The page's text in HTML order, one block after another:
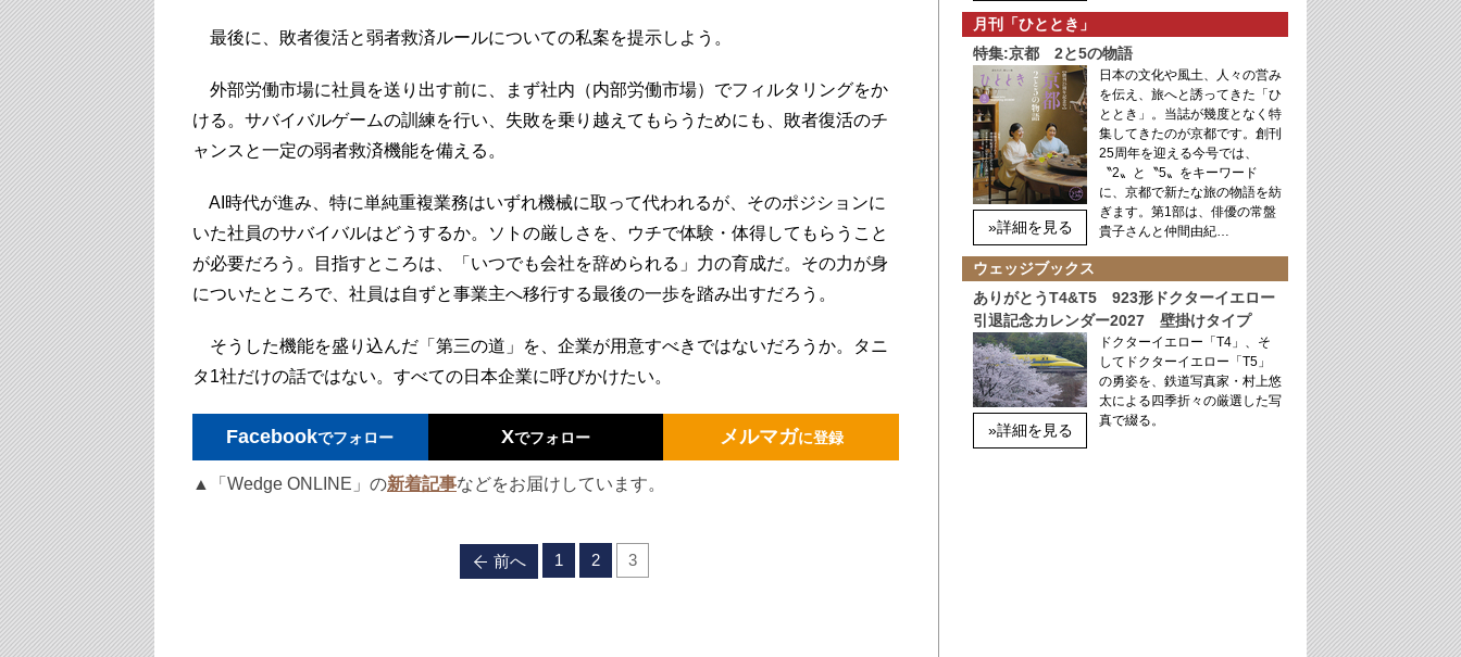
最後に、敗者復活と弱者救済ルールについての私案を提示しよう。
外部労働市場に社員を送り出す前に、まず社内（内部労働市場）でフィルタリングをか
ける。サバイバルゲームの訓練を行い、失敗を乗り越えてもらうためにも、敗者復活のチ
ャンスと一定の弱者救済機能を備える。
AI時代が進み、特に単純重複業務はいずれ機械に取って代われるが、そのポジションに
いた社員のサバイバルはどうするか。ソトの厳しさを、ウチで体験・体得してもらうこと
が必要だろう。目指すところは、「いつでも会社を辞められる」力の育成だ。その力が身
についたところで、社員は自ずと事業主へ移行する最後の一歩を踏み出すだろう。
そうした機能を盛り込んだ「第三の道」を、企業が用意すべきではないだろうか。タニ
タ1社だけの話ではない。すべての日本企業に呼びかけたい。
Facebookでフォロー Xでフォロー メルマガに登録
▲「Wedge ONLINE」の新着記事などをお届けしています。
前へ 1 2 3
月刊「ひととき」
特集:京都 2と5の物語
»詳細を見る
日本の文化や風土、人々の営み
を伝え、旅へと誘ってきた「ひ
ととき」。当誌が幾度となく特
集してきたのが京都です。創刊
25周年を迎える今号では、
〝2〟と〝5〟をキーワード
に、京都で新たな旅の物語を紡
ぎます。第1部は、俳優の常盤
貴子さんと仲間由紀…
ウェッジブックス
ありがとうT4&T5 923形ドクターイエロー
引退記念カレンダー2027 壁掛けタイプ
»詳細を見る
ドクターイエロー「T4」、そ
してドクターイエロー「T5」
の勇姿を、鉄道写真家・村上悠
太による四季折々の厳選した写
真で綴る。